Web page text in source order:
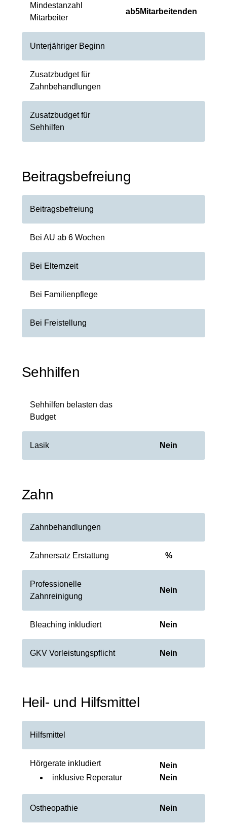
Mindestanzahl
Mitarbeiter
ab5Mitarbeitenden
Unterjähriger Beginn
Zusatzbudget für
Zahnbehandlungen
Zusatzbudget für
Sehhilfen
Beitragsbefreiung
Beitragsbefreiung
Bei AU ab 6 Wochen
Bei Elternzeit
Bei Familienpflege
Bei Freistellung
Sehhilfen
Sehhilfen belasten das
Budget
Lasik Nein
Zahn
Zahnbehandlungen
Zahnersatz Erstattung %
Professionelle
Zahnreinigung
Nein
Bleaching inkludiert Nein
GKV Vorleistungspflicht Nein
Heil- und Hilfsmittel
Hilfsmittel
Hörgerate inkludiert
inklusive Reperatur
Nein
Nein
Ostheopathie Nein